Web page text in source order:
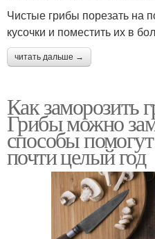
Чистые грибы порезать на
кусочки и поместить их в
читать дальше →
Как заморозить
Грибы можно
способы
почти целый год